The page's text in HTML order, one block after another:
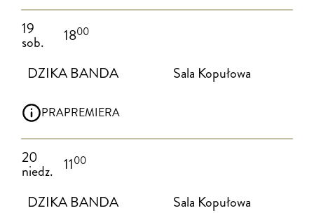
19
sob. 1800
DZIKA BANDA Sala Kopułowa
PRAPREMIERA
20
niedz. 1100
DZIKA BANDA Sala Kopułowa